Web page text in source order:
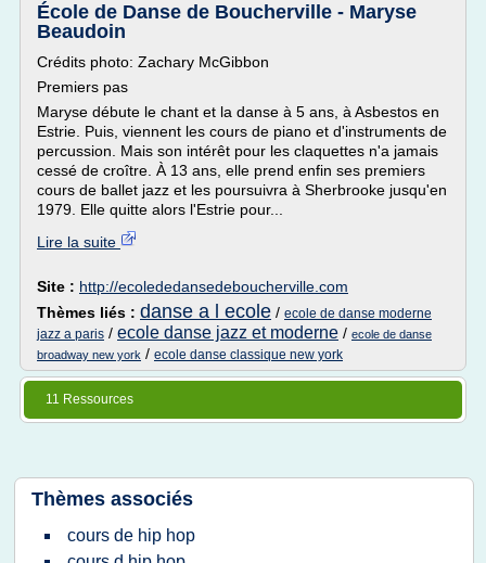
École de Danse de Boucherville - Maryse
Beaudoin
Crédits photo: Zachary McGibbon
Premiers pas
Maryse débute le chant et la danse à 5 ans, à Asbestos en
Estrie. Puis, viennent les cours de piano et d'instruments de
percussion. Mais son intérêt pour les claquettes n'a jamais
cessé de croître. À 13 ans, elle prend enfin ses premiers
cours de ballet jazz et les poursuivra à Sherbrooke jusqu'en
1979. Elle quitte alors l'Estrie pour...
Lire la suite
Site : http://ecolededansedeboucherville.com
Thèmes liés : danse a l ecole / ecole de danse moderne
jazz a paris / ecole danse jazz et moderne / ecole de danse
broadway new york / ecole danse classique new york
11 Ressources
Thèmes associés
cours de hip hop